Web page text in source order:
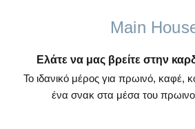
Main
Ελάτε να μας βρείτε στην
Το ιδανικό μέρος για πρωινό, καφέ,
ένα σνακ στα μέσα του